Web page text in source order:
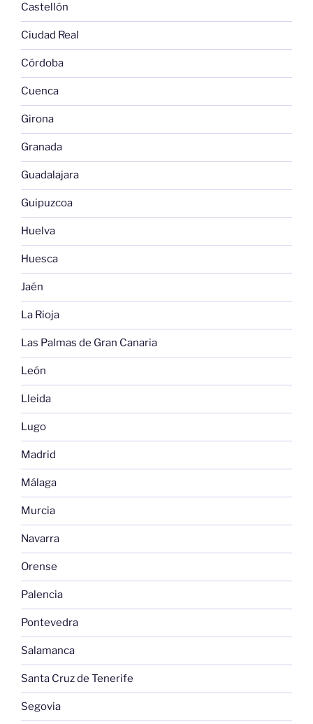
Castellón
Ciudad Real
Córdoba
Cuenca
Girona
Granada
Guadalajara
Guipuzcoa
Huelva
Huesca
Jaén
La Rioja
Las Palmas de Gran Canaria
León
Lleida
Lugo
Madrid
Málaga
Murcia
Navarra
Orense
Palencia
Pontevedra
Salamanca
Santa Cruz de Tenerife
Segovia